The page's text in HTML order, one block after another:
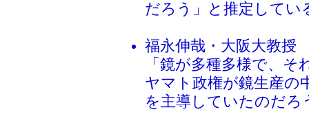
だろう」と推定してい
福永伸哉・大阪大教授
「鏡が多種多様で、
ヤマト政権が鏡生産の
を主導していたのだろ